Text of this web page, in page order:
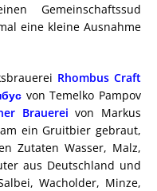
Gemeinschaftssud
eine kleine Ausnahme
Rhombus Craft
von Temelko Pampov
Brauerei von Markus
ein Gruitbier gebraut,
Zutaten Wasser, Malz,
aus Deutschland und
Wacholder, Minze,